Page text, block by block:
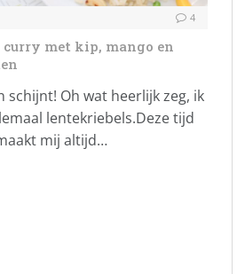
4
curry met kip, mango en
schijnt! Oh wat heerlijk zeg, ik
lentekriebels.Deze tijd
mij altijd…